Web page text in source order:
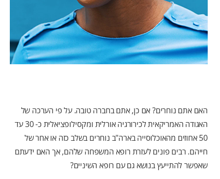
האם אתם נוחרים? אם כן, אתם בחברה טובה. על פי הערכה של
האגודה האמריקאית לכירורגיה אורלית ומקסילופציאלית כ- 30 עד
50 אחוזים מהאוכלוסייה בארה"ב נוחרים בשלב כזה או אחר של
חייהם. רבים פונים לעזרת רופא המשפחה שלהם, אך האם ידעתם
שאפשר להתייעץ בנושא גם עם רופא השיניים?